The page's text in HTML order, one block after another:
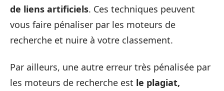
de liens artificiels. Ces techniques peuvent
vous faire pénaliser par les moteurs de
recherche et nuire à votre classement.
Par ailleurs, une autre erreur très pénalisée par
les moteurs de recherche est le plagiat,